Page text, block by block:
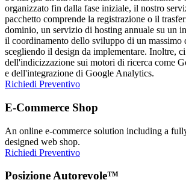
organizzato fin dalla fase iniziale, il nostro
pacchetto comprende la registrazione o il
dominio, un servizio di hosting annuale su un
il coordinamento dello sviluppo di un massimo
scegliendo il design da implementare. Inoltre,
dell'indicizzazione sui motori di ricerca come
e dell'integrazione di Google Analytics.
Richiedi Preventivo
E-Commerce Shop
An online e-commerce solution including a
designed web shop.
Richiedi Preventivo
Posizione Autorevole™